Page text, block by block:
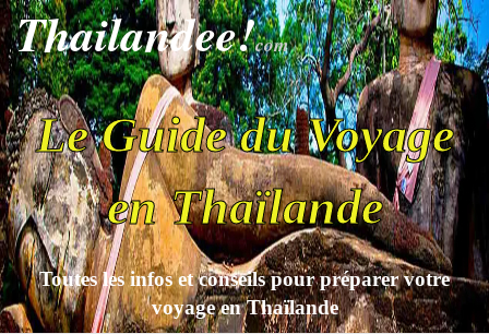
Thailandee!com
Le Guide du Voyage
en Thaïlande
Toutes les infos et conseils pour préparer votre
voyage en Thaïlande